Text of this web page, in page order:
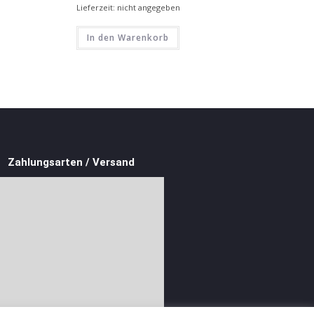
Lieferzeit: nicht angegeben
In den Warenkorb
Zahlungsarten / Versand